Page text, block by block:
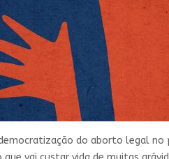
do aborto legal no